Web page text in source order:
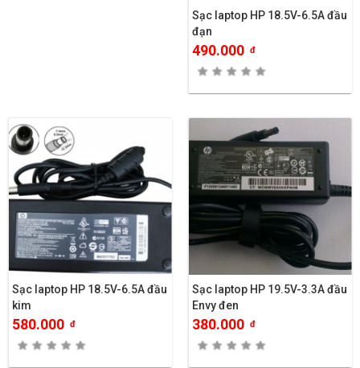
Sạc laptop HP 18.5V-6.5A đầu
đạn
490.000 đ
Sạc laptop HP 18.5V-6.5A đầu
kim
580.000 đ
Sạc laptop HP 19.5V-3.3A đầu
Envy đen
380.000 đ